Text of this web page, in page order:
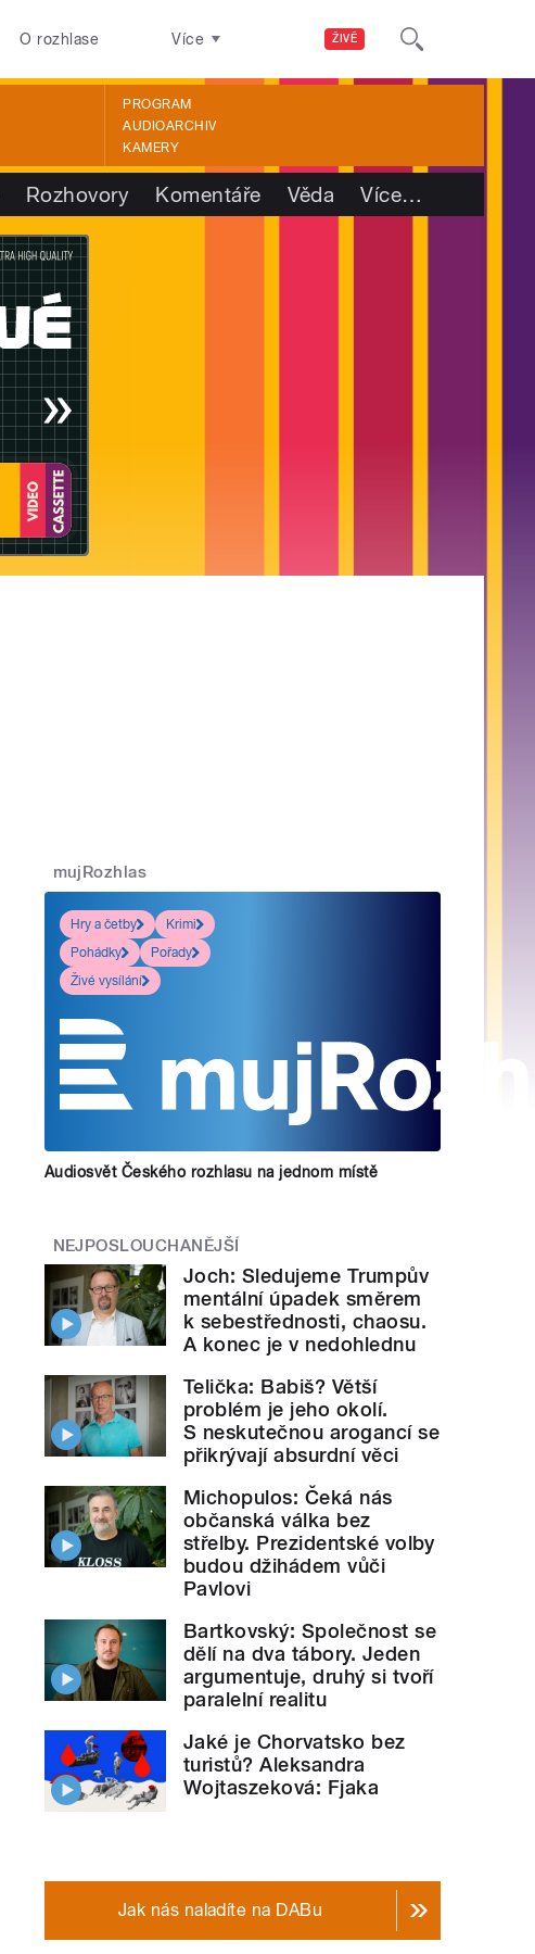
ŽIVĚ
O rozhlase Více
PROGRAM
AUDIOARCHIV
KAMERY
Rozhovory Komentáře Věda Více…
mujRozhlas
Hry a četby
Krimi
Pohádky
Pořady
Živé vysílání
Audiosvět Českého rozhlasu na jednom místě
NEJPOSLOUCHANĚJŠÍ
Joch: Sledujeme Trumpův
mentální úpadek směrem
k sebestřednosti, chaosu.
A konec je v nedohlednu
Telička: Babiš? Větší
problém je jeho okolí.
S neskutečnou arogancí se
přikrývají absurdní věci
Michopulos: Čeká nás
občanská válka bez
střelby. Prezidentské volby
budou džihádem vůči
Pavlovi
Bartkovský: Společnost se
dělí na dva tábory. Jeden
argumentuje, druhý si tvoří
paralelní realitu
Jaké je Chorvatsko bez
turistů? Aleksandra
Wojtaszeková: Fjaka
Jak nás naladíte na DABu